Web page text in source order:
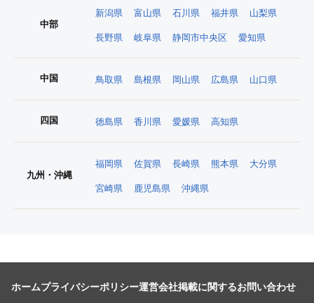
中部
新潟県 富山県 石川県 福井県 山梨県
長野県 岐阜県 静岡市中央区 愛知県
中国 鳥取県 島根県 岡山県 広島県 山口県
四国 徳島県 香川県 愛媛県 高知県
九州・沖縄
福岡県 佐賀県 長崎県 熊本県 大分県
宮崎県 鹿児島県 沖縄県
ホームプライバシーポリシー運営会社掲載に関するお問い合わせ